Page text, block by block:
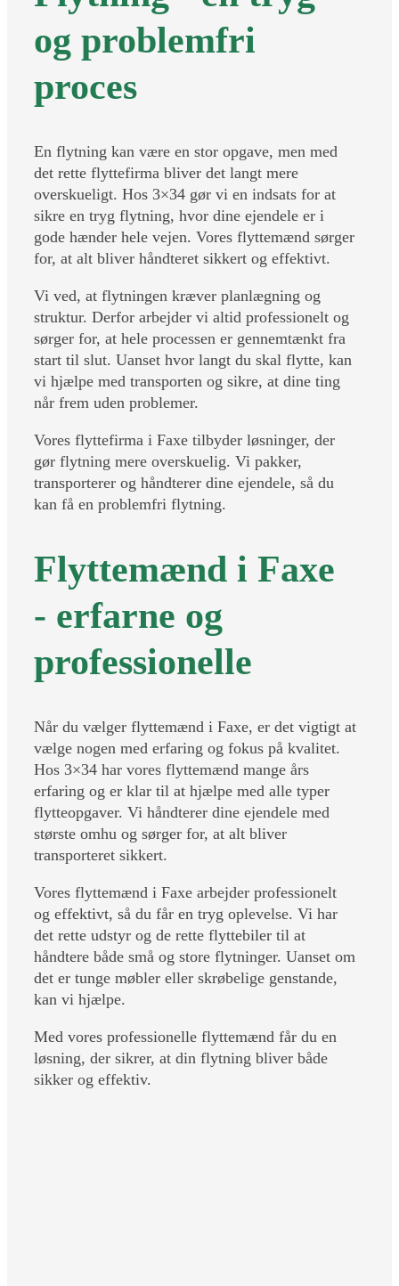
og problemfri
proces
En flytning kan være en stor opgave, men med
det rette flyttefirma bliver det langt mere
overskueligt. Hos 3×34 gør vi en indsats for at
sikre en tryg flytning, hvor dine ejendele er i
gode hænder hele vejen. Vores flyttemænd sørger
for, at alt bliver håndteret sikkert og effektivt.
Vi ved, at flytningen kræver planlægning og
struktur. Derfor arbejder vi altid professionelt og
sørger for, at hele processen er gennemtænkt fra
start til slut. Uanset hvor langt du skal flytte, kan
vi hjælpe med transporten og sikre, at dine ting
når frem uden problemer.
Vores flyttefirma i Faxe tilbyder løsninger, der
gør flytning mere overskuelig. Vi pakker,
transporterer og håndterer dine ejendele, så du
kan få en problemfri flytning.
Flyttemænd i Faxe
- erfarne og
professionelle
Når du vælger flyttemænd i Faxe, er det vigtigt at
vælge nogen med erfaring og fokus på kvalitet.
Hos 3×34 har vores flyttemænd mange års
erfaring og er klar til at hjælpe med alle typer
flytteopgaver. Vi håndterer dine ejendele med
største omhu og sørger for, at alt bliver
transporteret sikkert.
Vores flyttemænd i Faxe arbejder professionelt
og effektivt, så du får en tryg oplevelse. Vi har
det rette udstyr og de rette flyttebiler til at
håndtere både små og store flytninger. Uanset om
det er tunge møbler eller skrøbelige genstande,
kan vi hjælpe.
Med vores professionelle flyttemænd får du en
løsning, der sikrer, at din flytning bliver både
sikker og effektiv.